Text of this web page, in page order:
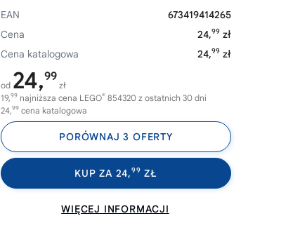
EAN
673419414265
Cena
24,99 zł
Cena katalogowa
24,99 zł
od 24,99
zł
19,99 najniższa cena LEGO® 854320 z ostatnich 30 dni
24,99 cena katalogowa
PORÓWNAJ 3 OFERTY
KUP ZA 24,99 ZŁ
WIĘCEJ INFORMACJI